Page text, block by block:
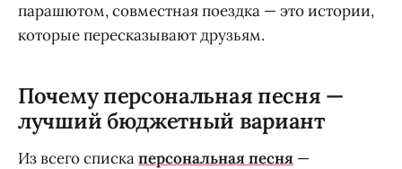
парашютом, совместная поездка — это истории,
которые пересказывают друзьям.
Почему персональная песня —
лучший бюджетный вариант
Из всего спискаперсональная песня —